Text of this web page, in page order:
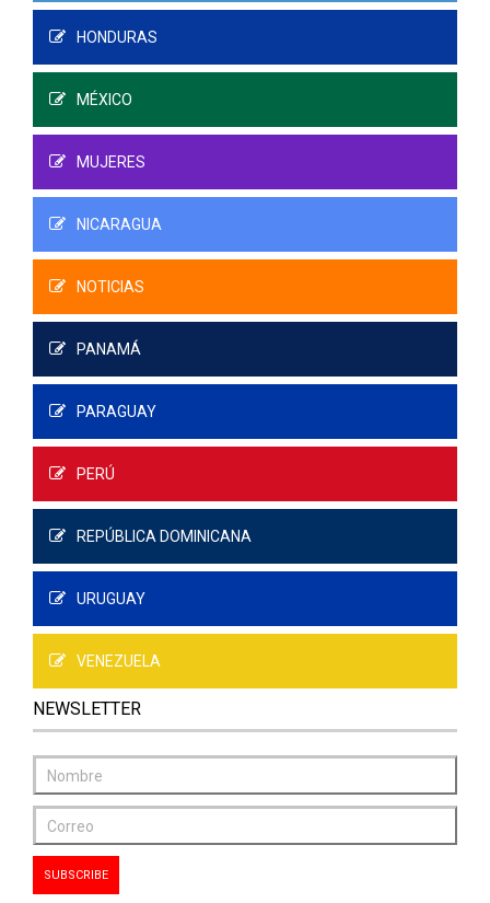
HONDURAS
MÉXICO
MUJERES
NICARAGUA
NOTICIAS
PANAMÁ
PARAGUAY
PERÚ
REPÚBLICA DOMINICANA
URUGUAY
VENEZUELA
NEWSLETTER